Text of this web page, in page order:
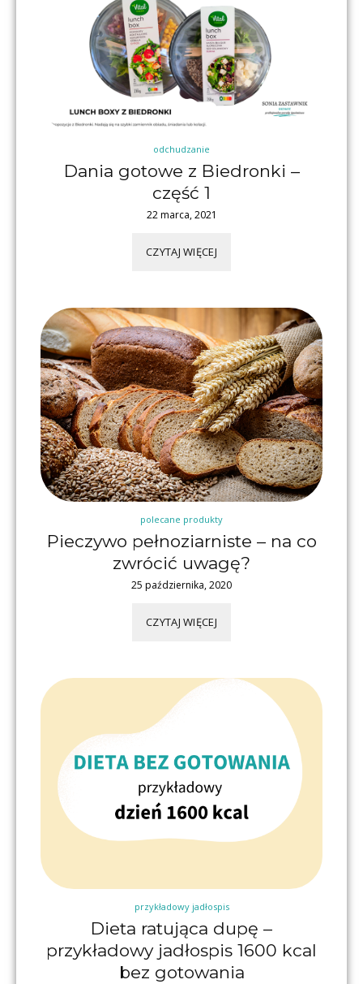
odchudzanie
Dania gotowe z Biedronki –
część 1
22 marca, 2021
CZYTAJ WIĘCEJ
polecane produkty
Pieczywo pełnoziarniste – na co
zwrócić uwagę?
25 października, 2020
CZYTAJ WIĘCEJ
przykładowy jadłospis
Dieta ratująca dupę –
przykładowy jadłospis 1600 kcal
bez gotowania